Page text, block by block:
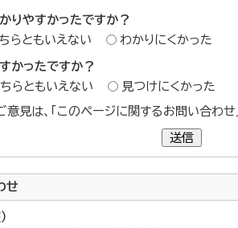
りやすかったですか？
らともいえない わかりにくかった
かったですか？
らともいえない 見つけにくかった
見は、「このページに関するお問い合わせ
送信
せ